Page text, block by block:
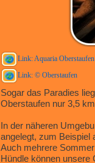
Link: Aquaria Oberstaufen
Link: © Oberstaufen
Sogar das Paradies
Oberstaufen nur 3,5
In der näheren
angelegt, zum Beispiel
Auch mehrere
Hündle können unsere